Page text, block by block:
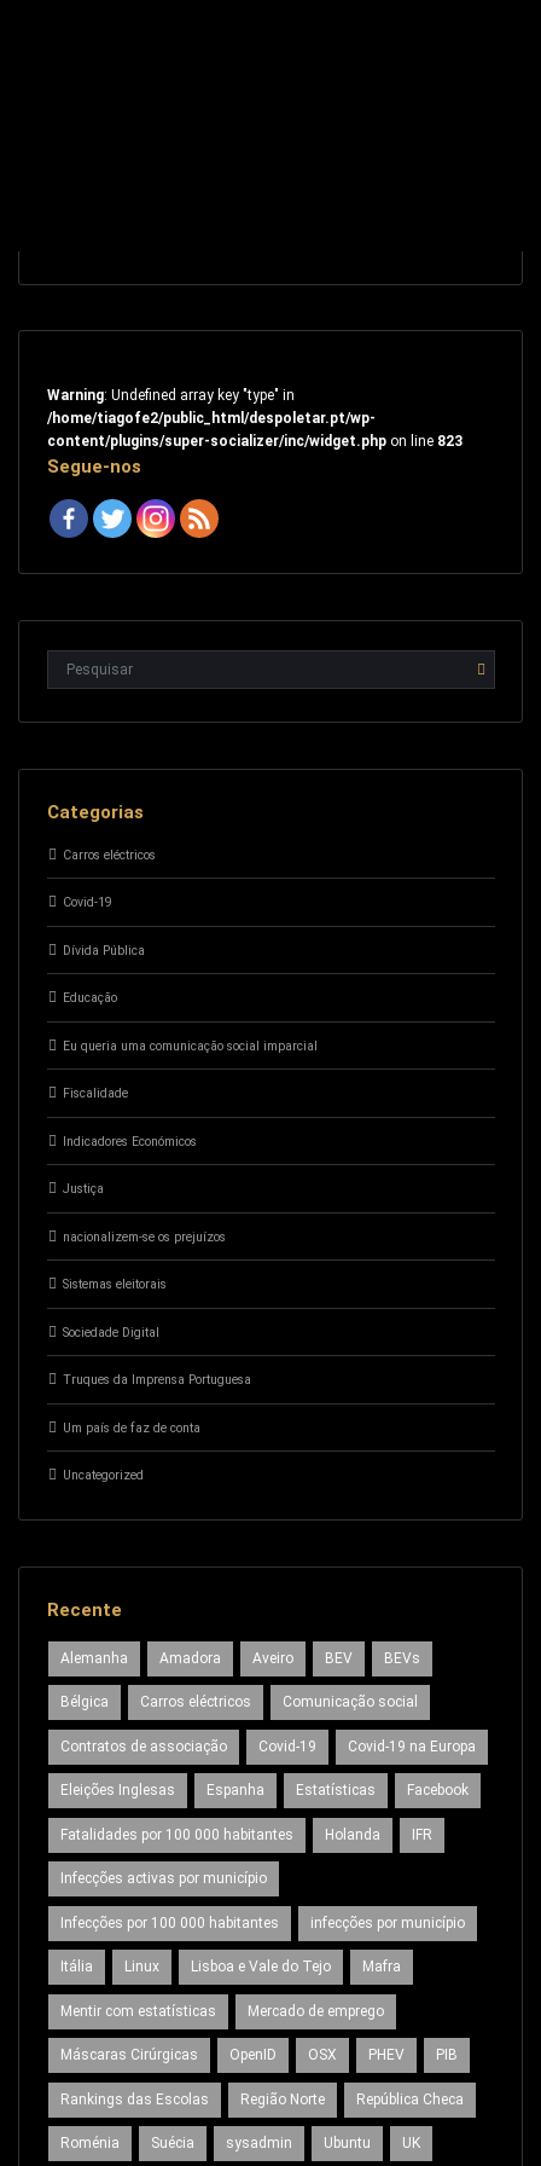
Warning: Undefined array key "type" in
/home/tiagofe2/public_html/despoletar.pt/wp-
content/plugins/super-socializer/inc/widget.phpon line 823
Segue-nos
Categorias
Carros eléctricos
Covid-19
Dívida Pública
Educação
Eu queria uma comunicação social imparcial
Fiscalidade
Indicadores Económicos
Justiça
nacionalizem-se os prejuízos
Sistemas eleitorais
Sociedade Digital
Truques da Imprensa Portuguesa
Um país de faz de conta
Uncategorized
Recente
Alemanha Amadora Aveiro BEV BEVs
Bélgica Carros eléctricos Comunicação social
Contratos de associação Covid-19 Covid-19 na Europa
Eleições Inglesas Espanha Estatísticas Facebook
Fatalidades por 100 000 habitantes Holanda IFR
Infecções activas por município
Infecções por 100 000 habitantes infecções por município
Itália Linux Lisboa e Vale do Tejo Mafra
Mentir com estatísticas Mercado de emprego
Máscaras Cirúrgicas OpenID OSX PHEV PIB
Rankings das Escolas Região Norte República Checa
Roménia Suécia sysadmin Ubuntu UK